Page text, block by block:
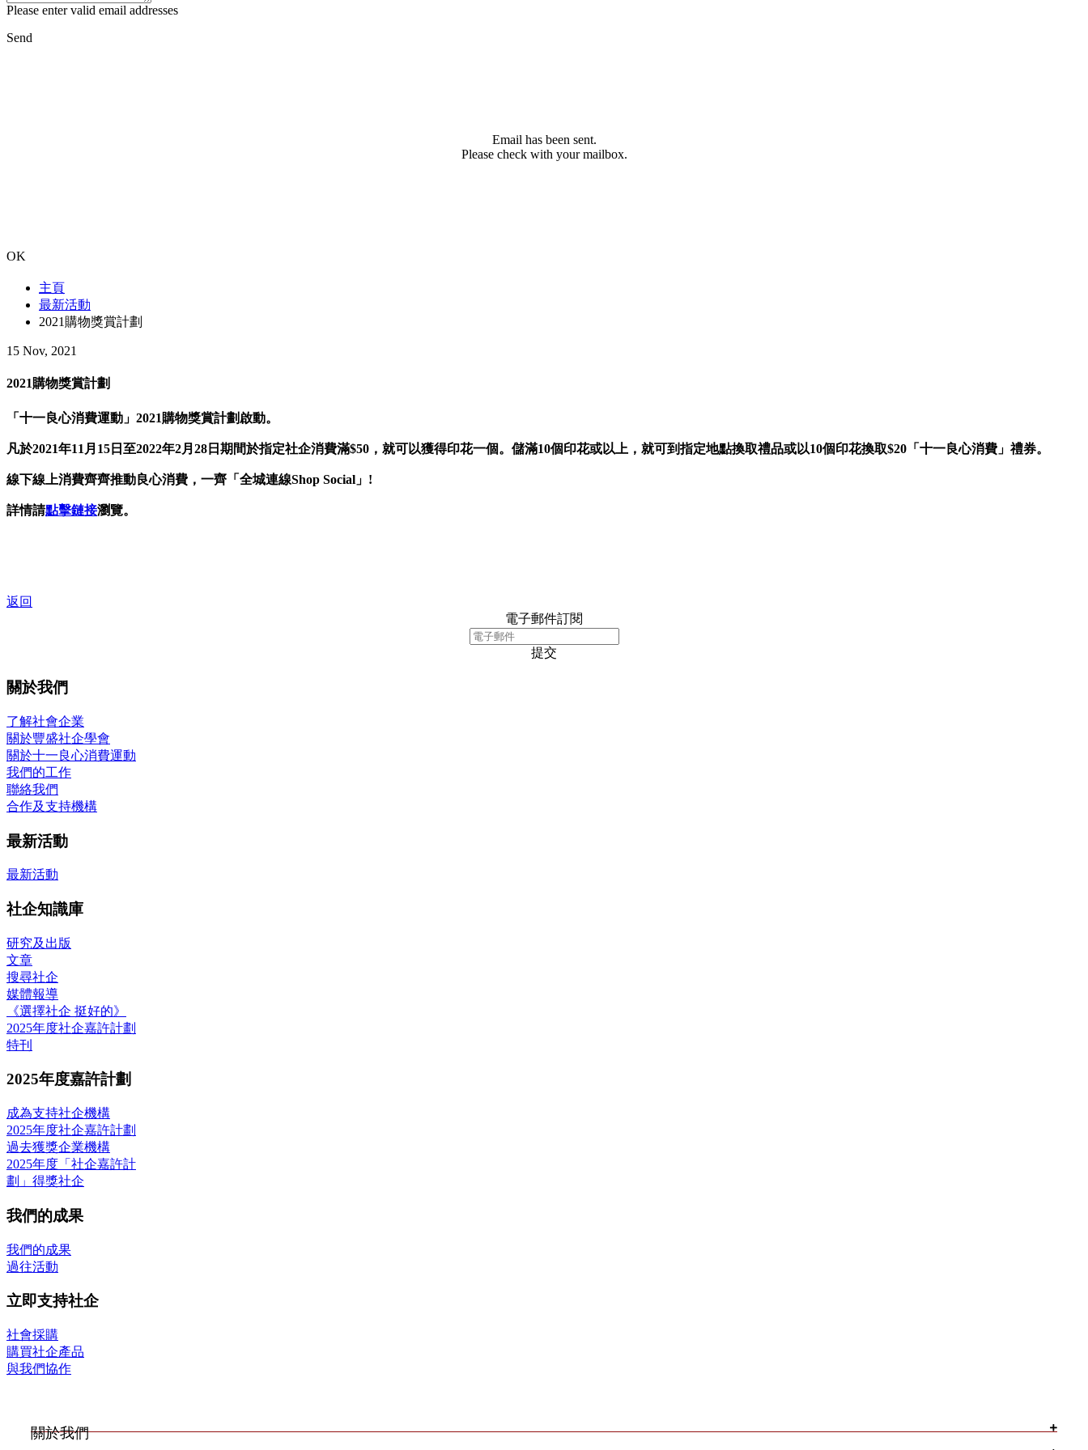
Please enter valid email addresses
Send
Email has been sent.
Please check with your mailbox.
OK
主頁
最新活動
2021購物獎賞計劃
15 Nov, 2021
2021購物獎賞計劃
「十一良心消費運動」2021購物獎賞計劃啟動。
凡於2021年11月15日至2022年2月28日期間於指定社企消費滿$50，就可以獲得印花一個。儲滿10個印花或以上，就可到指定地點換取禮品或以10個印花換取$20「十一良心消費」禮券。
線下線上消費齊齊推動良心消費，一齊「全城連線Shop Social」!
詳情請點擊鏈接瀏覽。
返回
電子郵件訂閱
提交
關於我們
了解社會企業
關於豐盛社企學會
關於十一良心消費運動
我們的工作
聯絡我們
合作及支持機構
最新活動
最新活動
社企知識庫
研究及出版
文章
搜尋社企
媒體報導
《選擇社企 挺好的》
2025年度社企嘉許計劃
特刊
2025年度嘉許計劃
成為支持社企機構
2025年度社企嘉許計劃
過去獲獎企業機構
2025年度「社企嘉許計
劃」得獎社企
我們的成果
我們的成果
過往活動
立即支持社企
社會採購
購買社企產品
與我們協作
關於我們